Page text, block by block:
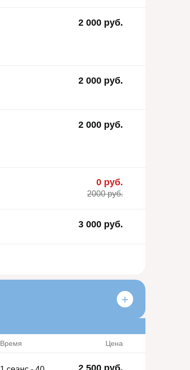
2 000 руб.
2 000 руб.
2 000 руб.
0 руб.
2000 руб.
3 000 руб.
Время Цена